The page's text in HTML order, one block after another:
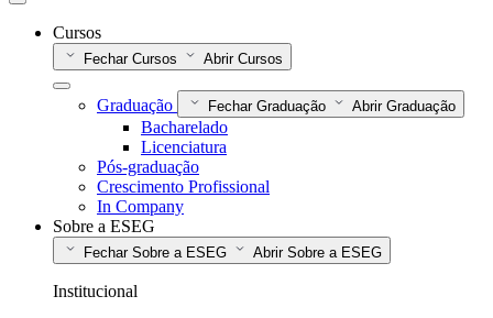
Cursos
Fechar Cursos Abrir Cursos
Graduação Fechar Graduação Abrir Graduação
Bacharelado
Licenciatura
Pós-graduação
Crescimento Profissional
In Company
Sobre a ESEG
Fechar Sobre a ESEG Abrir Sobre a ESEG
Institucional